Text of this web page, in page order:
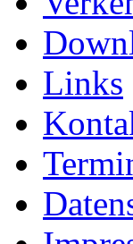
Links